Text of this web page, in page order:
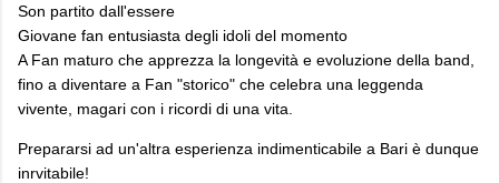
Son partito dall'essere
Giovane fan entusiasta degli idoli del momento
A Fan maturo che apprezza la longevità e evoluzione della band,
fino a diventare a Fan "storico" che celebra una leggenda
vivente, magari con i ricordi di una vita.
Prepararsi ad un'altra esperienza indimenticabile a Bari è dunque
inrvitabile!